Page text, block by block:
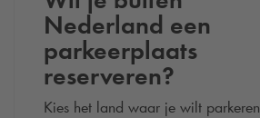
Nederland een
parkeerplaats
reserveren?
Kies het land waar je wilt parkeren